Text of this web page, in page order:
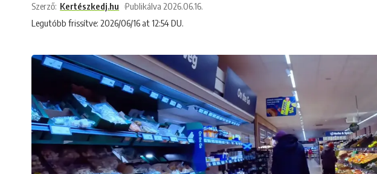
Legutóbb frissítve: 2026/06/16 at 12:54 DU.
Szerző: Kertészkedj.hu Publikálva 2026.06.16.